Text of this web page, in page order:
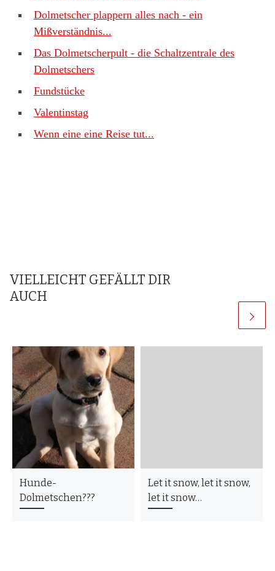
Dolmetscher plappern alles nach - ein
Mißverständnis...
Das Dolmetscherpult - die Schaltzentrale des
Dolmetschers
Fundstücke
Valentinstag
Wenn eine eine Reise tut...
VIELLEICHT GEFÄLLT DIR
AUCH
Hunde-
Dolmetschen???
Let it snow, let it snow,
let it snow…